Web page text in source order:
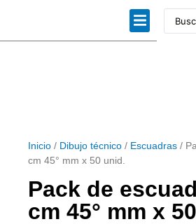
Inicio / Dibujo técnico / Escuadras /
cm 45° mm x 50 unid.
Pack de
cm 45° mm x